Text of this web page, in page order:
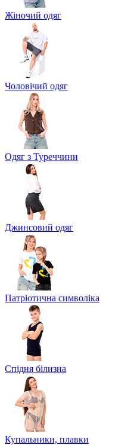
Жіночий одяг
Чоловічий одяг
Одяг з Туреччини
Джинсовий одяг
Патріотична символіка
Спідня білизна
Купальники, плавки